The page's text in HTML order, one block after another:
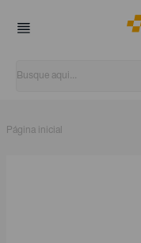
Página inicial